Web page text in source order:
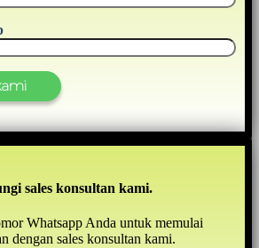
sales konsultan kami.
Whatsapp Anda untuk memulai
dengan sales konsultan kami.